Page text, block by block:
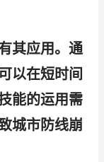
其应用。通
以在短时间
能的运用需
城市防线崩